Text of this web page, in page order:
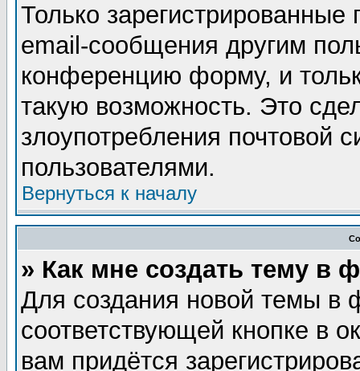
Только зарегистрированные
email-сообщения другим
конференцию форму, и
такую возможность. Это
злоупотребления почтовой
пользователями.
Вернуться к началу
» Как мне создать тему в
Для создания новой темы в
соответствующей кнопке в
вам придётся